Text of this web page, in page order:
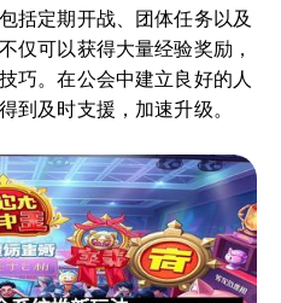
括定期开战、团体任务以及
仅可以获得大量经验奖励，
巧。在公会中建立良好的人
到及时支援，加速升级。